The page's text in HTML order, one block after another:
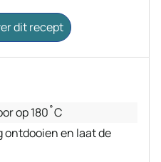
dit recept
op 180˚C
ontdooien en laat de